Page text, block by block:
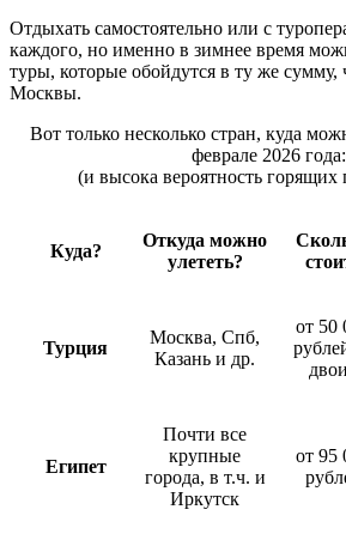
Отдыхать самостоятельно или с
каждого, но именно в зимнее время
туры, которые обойдутся в ту же сумму,
Москвы.
Вот только несколько стран, куда
феврале 2026 года:
(и высока вероятность
Куда?
Откуда можно
улететь?
Турция
Москва, Спб,
Казань и др.
от 50
Египет
Почти все
крупные
города, в т.ч. и
Иркутск
от 95